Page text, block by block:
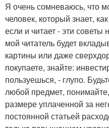
Я очень сомневаюсь, что
человек, который знает,
если и читает - эти
мой читатель будет
картины или даже
покупаете, знайте:
пользуешься, - глупо.
любой предмет,
размере уплаченной за
постоянной статьей